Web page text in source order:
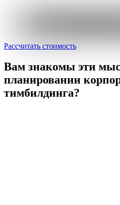
Рассчитать стоимость
Вам знакомы эти
планировании
тимбилдинга?